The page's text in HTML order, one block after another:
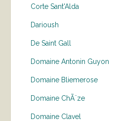
Corte Sant'Alda
Darioush
De Saint Gall
Domaine Antonin Guyon
Domaine Bliemerose
Domaine ChÃ¨ze
Domaine Clavel